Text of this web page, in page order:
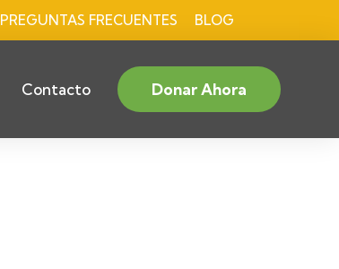
PREGUNTAS FRECUENTES BLOG
Contacto Donar Ahora